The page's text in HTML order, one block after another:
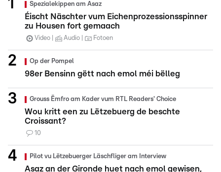
Spezialekippen am Asaz
Éischt Näschter vum Eichenprozessionsspinner
zu Housen fort gemaach
Video Audio Fotoen
Op der Pompel
98er Bensinn gëtt nach emol méi bëlleg
Grouss Ëmfro am Kader vum RTL Readers' Choice
Wou kritt een zu Lëtzebuerg de beschte
Croissant?
10
Pilot vu Lëtzebuerger Läschfliger am Interview
Asaz an der Gironde huet nach emol gewisen,